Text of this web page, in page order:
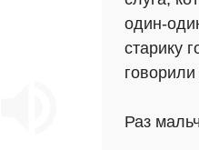
один-
старику
Раз